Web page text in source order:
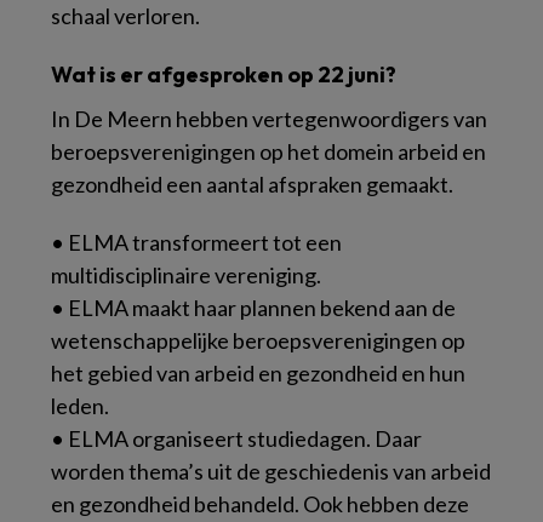
schaal verloren.
Wat is er afgesproken op 22 juni?
In De Meern hebben vertegenwoordigers van
beroepsverenigingen op het domein arbeid en
gezondheid een aantal afspraken gemaakt.
• ELMA transformeert tot een
multidisciplinaire vereniging.
• ELMA maakt haar plannen bekend aan de
wetenschappelijke beroepsverenigingen op
het gebied van arbeid en gezondheid en hun
leden.
• ELMA organiseert studiedagen. Daar
worden thema’s uit de geschiedenis van arbeid
en gezondheid behandeld. Ook hebben deze